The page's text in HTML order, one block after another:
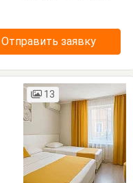
Отправить заявку
13